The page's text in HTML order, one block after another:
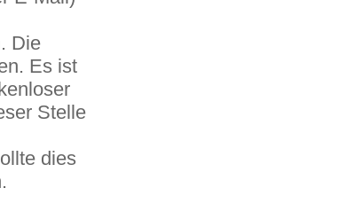
Die
Es ist
Stelle
dies